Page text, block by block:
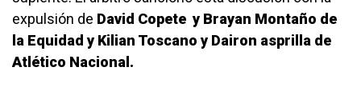
expulsión de David Copete y Brayan Montaño de
la Equidad y Kilian Toscano y Dairon asprilla de
Atlético Nacional.